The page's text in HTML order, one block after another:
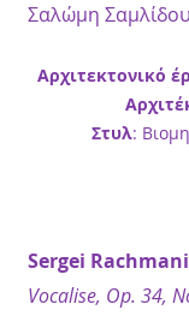
Σαλώμη
Αρχιτεκτονικό
Στυλ:
Sergei
Vocalise, Op. 34,